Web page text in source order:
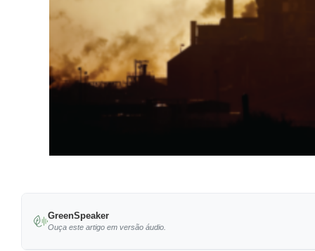
GreenSpeaker
Ouça este artigo em versão áudio.